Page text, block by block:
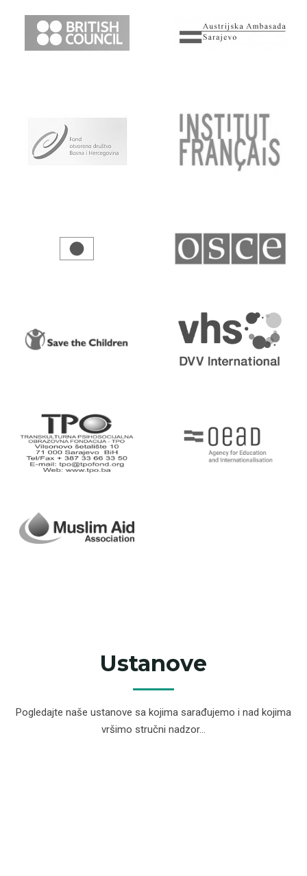
Ustanove
Pogledajte naše ustanove sa kojima sarađujemo i nad kojima
vršimo stručni nadzor...